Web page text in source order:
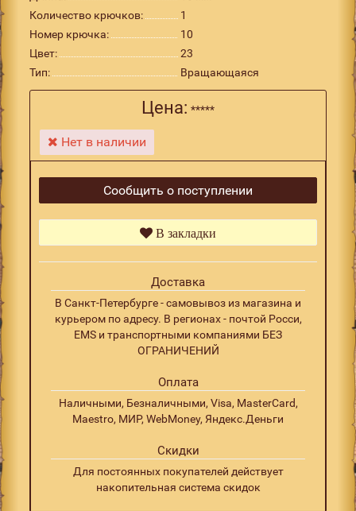
Количество крючков:
1
Номер крючка:
10
Цвет:
23
Тип:
Вращающаяся
Цена: *****
Нет в наличии
Сообщить о поступлении
В закладки
Доставка
В Санкт-Петербурге - самовывоз из магазина и
курьером по адресу. В регионах - почтой Росси,
EMS и транспортными компаниями БЕЗ
ОГРАНИЧЕНИЙ
Оплата
Наличными, Безналичными, Visa, MasterCard,
Maestro, МИР, WebMoney, Яндекс.Деньги
Скидки
Для постоянных покупателей действует
накопительная система скидок